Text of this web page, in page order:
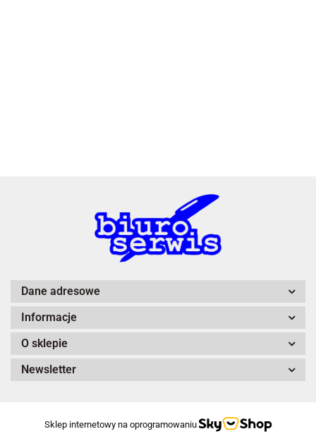
A4 Tech
Dane adresowe
Informacje
O sklepie
Newsletter
Sklep internetowy na oprogramowaniu